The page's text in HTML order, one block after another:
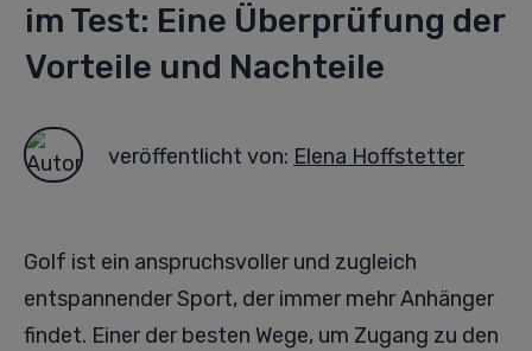
im Test: Eine Überprüfung der
Vorteile und Nachteile
veröffentlicht von: Elena Hoffstetter
Golf ist ein anspruchsvoller und zugleich
entspannender Sport, der immer mehr Anhänger
findet. Einer der besten Wege, um Zugang zu den